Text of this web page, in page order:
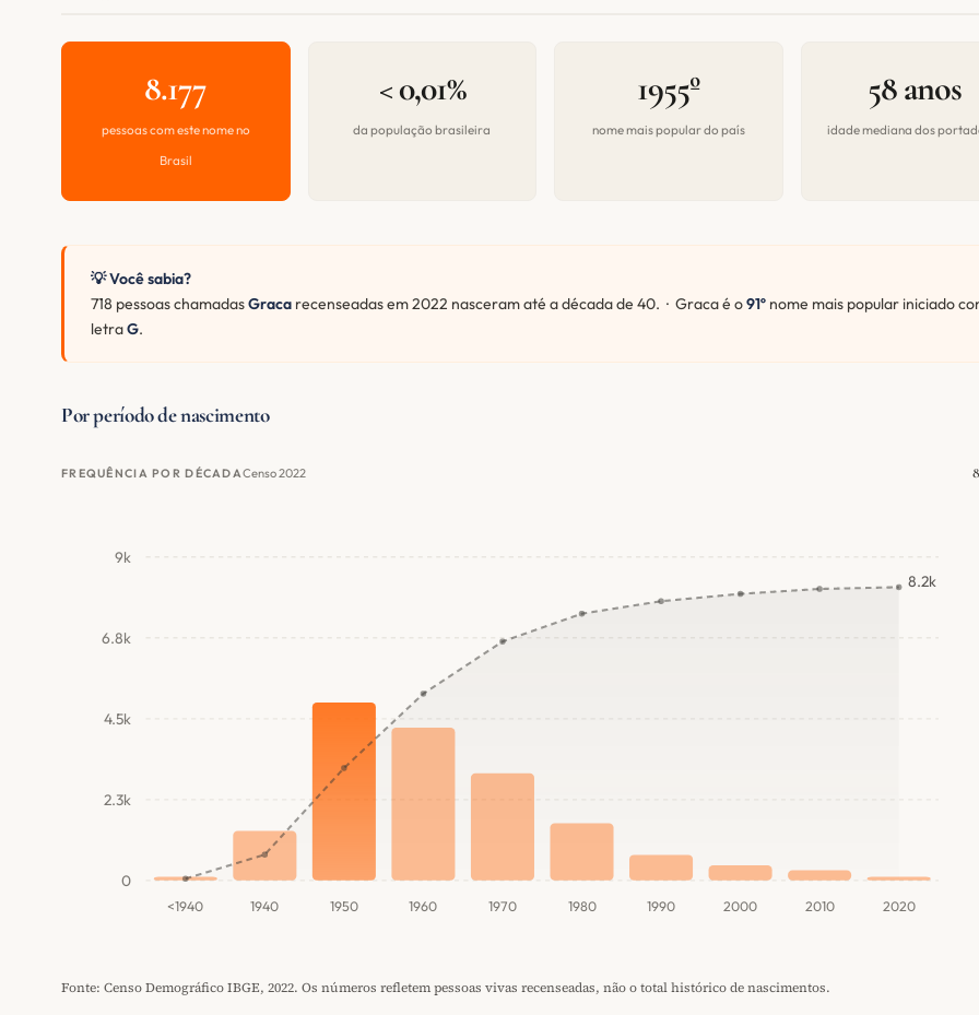
8.177
pessoas com este nome no
Brasil
< 0,01%
da população brasileira
1955º
nome mais popular do país
58 anos
idade mediana dos
💡 Você sabia?
718 pessoas chamadasGraca recenseadas em 2022 nasceram até a década de 40. · Graca é o91º nome mais popular iniciado
letraG.
Por período de nascimento
FREQUÊNCIA POR DÉCADACenso 2022
0
2.3k
4.5k
6.8k
9k
<1940 1940 1950 1960 1970 1980 1990 2000 2010 2020
8.2k
Fonte: Censo Demográfico IBGE, 2022. Os números refletem pessoas vivas recenseadas, não o total histórico de nascimentos.